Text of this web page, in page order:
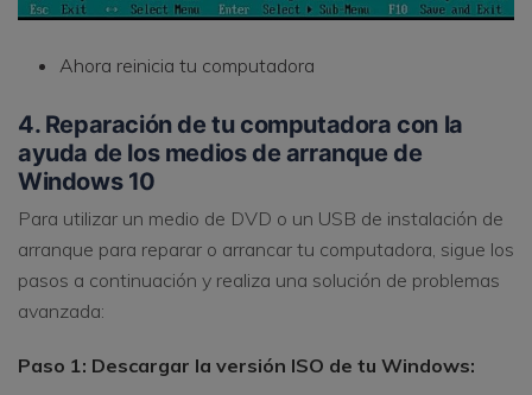
Ahora reinicia tu computadora
4. Reparación de tu computadora con la
ayuda de los medios de arranque de
Windows 10
Para utilizar un medio de DVD o un USB de instalación de
arranque para reparar o arrancar tu computadora, sigue los
pasos a continuación y realiza una solución de problemas
avanzada:
Paso 1: Descargar la versión ISO de tu Windows: